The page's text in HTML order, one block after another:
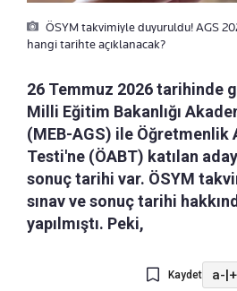
ÖSYM takvimiyle duyuruldu! AGS
hangi tarihte açıklanacak?
26 Temmuz 2026 tarihinde
Milli Eğitim Bakanlığı
(MEB-AGS) ile Öğretmenlik
Testi'ne (ÖABT) katılan
sonuç tarihi var. ÖSYM
sınav ve sonuç tarihi
yapılmıştı. Peki,
Kaydet a-|